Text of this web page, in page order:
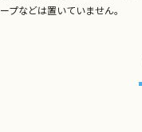
ープなどは置いていません。